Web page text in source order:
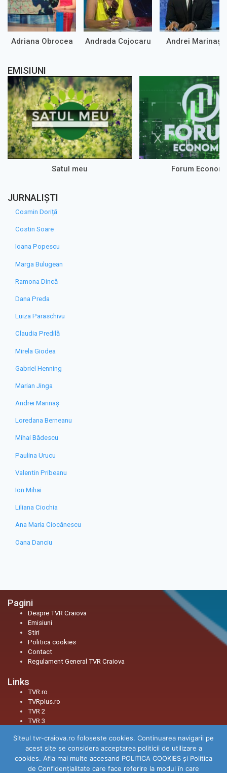
Adriana Obrocea Andrada Cojocaru Andrei Marinaș
EMISIUNI
Satul meu Forum
JURNALIȘTI
Cosmin Doriță
Costin Soare
Ioana Popescu
Marga Bulugean
Ramona Dincă
Dana Preda
Luiza Paraschivu
Claudia Predilă
Mirela Giodea
Gabriel Henning
Marian Jinga
Andrei Marinaș
Loredana Berneanu
Mihai Bădescu
Paulina Urucu
Valentin Pribeanu
Ion Mihai
Liliana Ciochia
Ana Maria Ciocănescu
Oana Danciu
Pagini
Despre TVR Craiova
Emisiuni
Stiri
Politica cookies
Contact
Regulament General TVR Craiova
Links
TVR.ro
TVRplus.ro
TVR 2
TVR 3
Social
Facebook
Youtube
Instagram
Siteul tvr-craiova.ro foloseste cookies. Continuarea navigarii pe
acest site se considera acceptarea politicii de utilizare a
cookies. Afla mai multe accesand POLITICA COOKIES și Politica
de Confidenţialitate care face referire la modul în care